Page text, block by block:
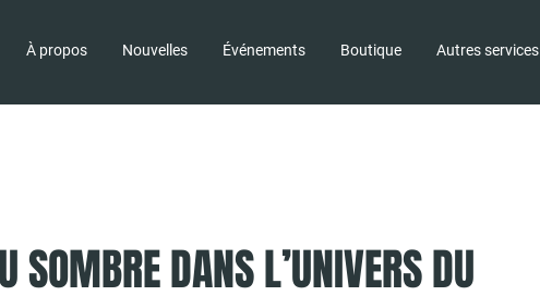
À propos Nouvelles Événements Boutique Autres services
SOMBRE DANS L’UNIVERS DU